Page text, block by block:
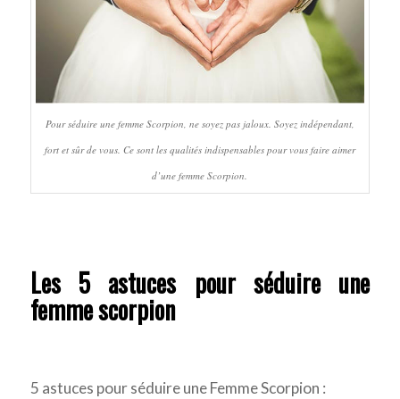
Pour séduire une femme Scorpion, ne soyez pas jaloux. Soyez indépendant,
fort et sûr de vous. Ce sont les qualités indispensables pour vous faire aimer
d’une femme Scorpion.
Les 5 astuces pour séduire une
femme scorpion
5 astuces pour séduire une Femme Scorpion :